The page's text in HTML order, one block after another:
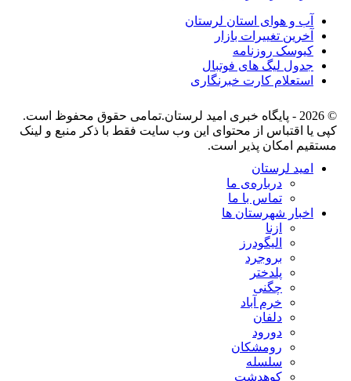
آب و هوای استان لرستان
آخرین تغییرات بازار
کیوسک روزنامه
جدول لیگ های فوتبال
استعلام کارت خبرنگاری
© 2026 - پایگاه خبری اميد لرستان.تمامی حقوق محفوظ است.
کپی یا اقتباس از محتوای این وب سایت فقط با ذکر منبع و لینک
مستقیم امکان پذیر است.
امید لرستان
درباره‌ی ما
تماس با ما
اخبار شهرستان ها
ازنا
الیگودرز
بروجرد
پلدختر
چگنی
خرم آباد
دلفان
دورود
رومشکان
سلسله
کوهدشت